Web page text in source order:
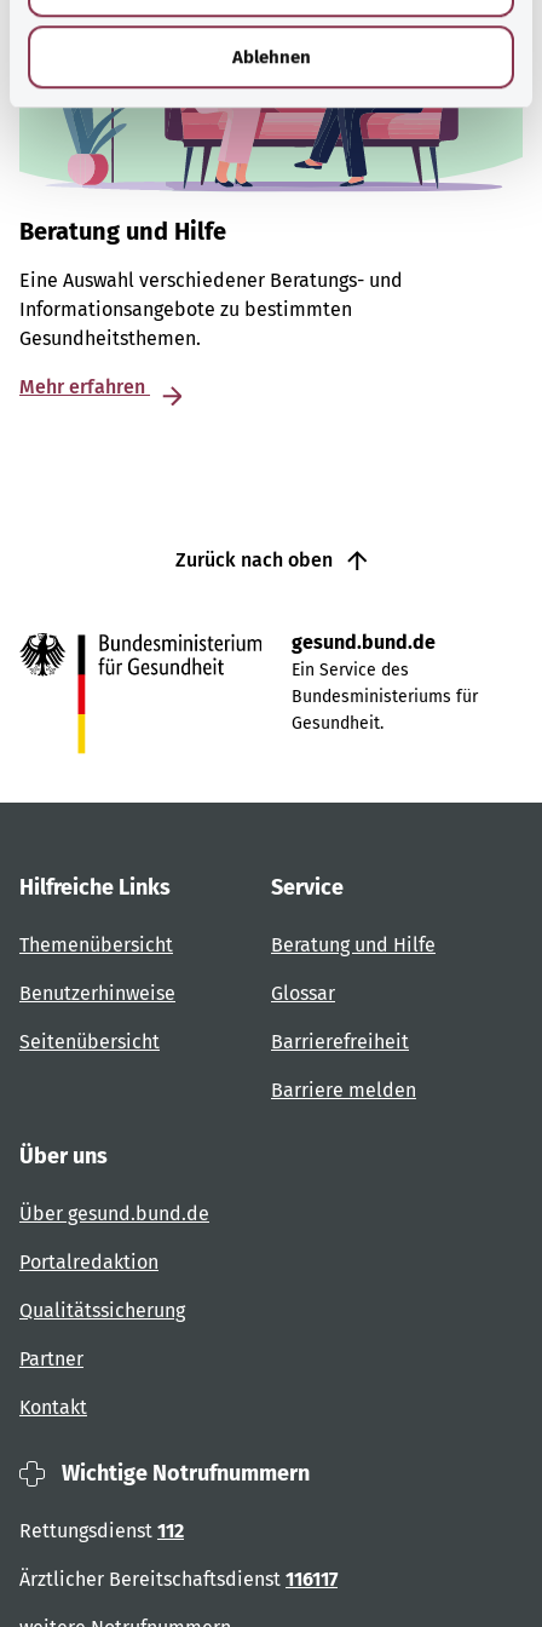
Ablehnen
Beratung und Hilfe
Eine Auswahl verschiedener Beratungs- und
Informationsangebote zu bestimmten
Gesundheitsthemen.
Mehr erfahren
Zurück nach oben
gesund.bund.de
Ein Service des
Bundesministeriums für
Gesundheit.
Hilfreiche Links
Themenübersicht
Benutzerhinweise
Seitenübersicht
Service
Beratung und Hilfe
Glossar
Barrierefreiheit
Barriere melden
Über uns
Über gesund.bund.de
Portalredaktion
Qualitätssicherung
Partner
Kontakt
Wichtige Notrufnummern
Rettungsdienst 112
Ärztlicher Bereitschaftsdienst 116117